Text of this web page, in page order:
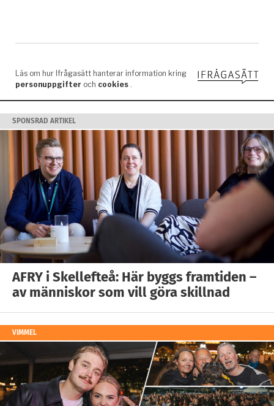
SPONSRAD ARTIKEL
AFRY i Skellefteå: Här byggs framtiden –
av människor som vill göra skillnad
VIMMEL